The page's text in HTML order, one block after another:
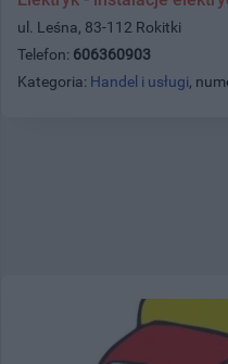
ul. Leśna, 83-112 Rokitki
Telefon: 606360903
Kategoria: Handel i usługi,